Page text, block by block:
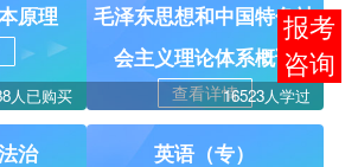
原理
人已购买
毛泽东思想和中国特色社
会主义理论体系概论
查看详情16523人学过
治 英语（专）
报考
咨询